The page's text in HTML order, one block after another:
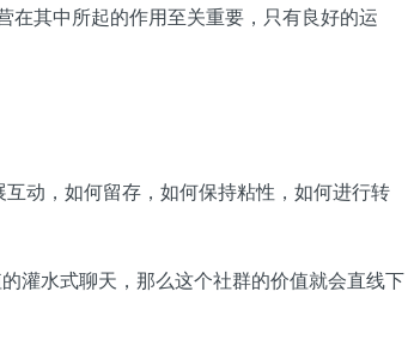
在其中所起的作用至关重要，只有良好的运
动，如何留存，如何保持粘性，如何进行转
灌水式聊天，那么这个社群的价值就会直线下